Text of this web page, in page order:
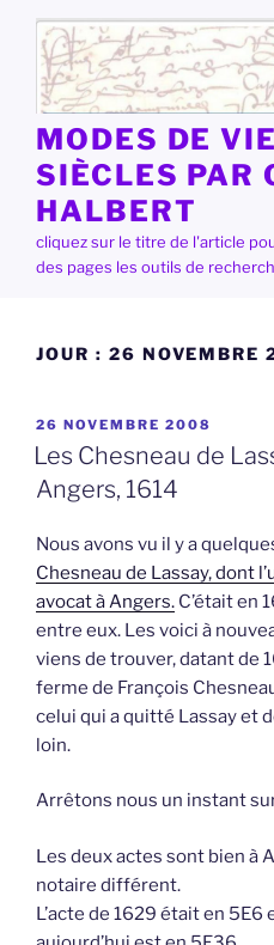
contenu
principal
MODES DE
SIÈCLES PAR
HALBERT
cliquez sur le titre de l'article
des pages les outils de
JOUR : 26 NOVEMBRE
PUBLIÉ
LE
26 NOVEMBRE 2008
Les Chesneau de
Angers, 1614
Nous avons vu il y a
Chesneau de Lassay, dont
avocat à Angers. C’était en
entre eux. Les voici à
viens de trouver, datant de
ferme de François
celui qui a quitté Lassay et
loin.
Arrêtons nous un instant
Les deux actes sont bien à
notaire différent.
L’acte de 1629 était en